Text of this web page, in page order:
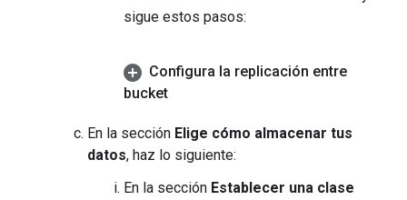
sigue estos pasos:
Configura la replicación entre
bucket
En la sección Elige cómo almacenar tus
datos, haz lo siguiente:
En la sección Establecer una clase